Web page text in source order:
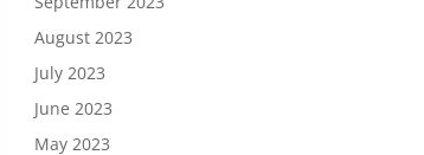
August 2023
July 2023
June 2023
May 2023